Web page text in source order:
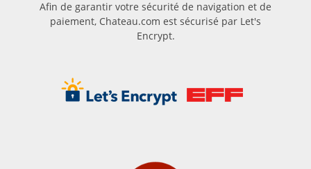
Afin de garantir votre sécurité de navigation et de
paiement, Chateau.com est sécurisé par Let's
Encrypt.